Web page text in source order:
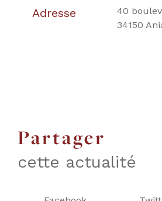
Adresse
40
34150
partager
cette actualité